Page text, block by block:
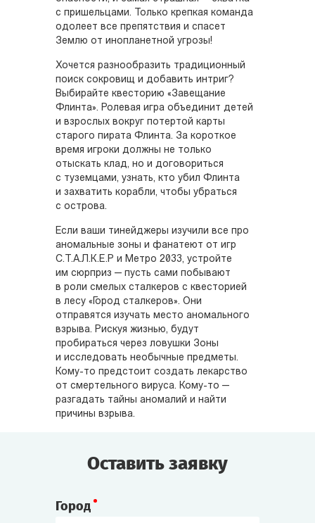
с пришельцами. Только крепкая команда
одолеет все препятствия и спасет
Землю от инопланетной угрозы!
Хочется разнообразить традиционный
поиск сокровищ и добавить интриг?
Выбирайте квесторию «Завещание
Флинта». Ролевая игра объединит детей
и взрослых вокруг потертой карты
старого пирата Флинта. За короткое
время игроки должны не только
отыскать клад, но и договориться
с туземцами, узнать, кто убил Флинта
и захватить корабли, чтобы убраться
с острова.
Если ваши тинейджеры изучили все про
аномальные зоны и фанатеют от игр
С.Т.А.Л.К.Е.Р и Метро 2033, устройте
им сюрприз — пусть сами побывают
в роли смелых сталкеров с квесторией
в лесу «Город сталкеров». Они
отправятся изучать место аномального
взрыва. Рискуя жизнью, будут
пробираться через ловушки Зоны
и исследовать необычные предметы.
Кому-то предстоит создать лекарство
от смертельного вируса. Кому-то —
разгадать тайны аномалий и найти
причины взрыва.
Оставить заявку
Город